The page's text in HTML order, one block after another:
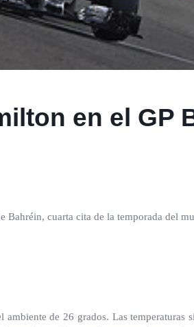
en el GP
cuarta cita de la temporada del
de 26 grados. Las temperaturas